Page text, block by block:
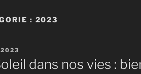
: 2023
dans nos vies :